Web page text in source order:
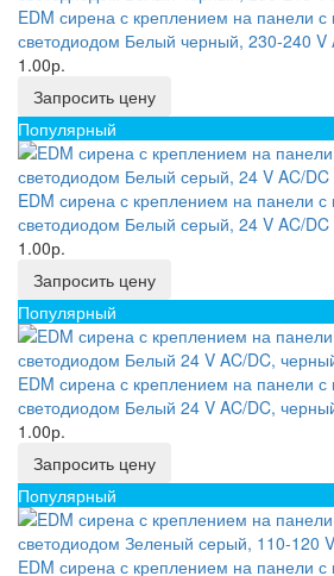
EDM сирена с креплением на панели с
светодиодом Белый черный, 230-240 V
1.00р.
Запросить цену
Популярный
EDM сирена с креплением на панели с
светодиодом Белый серый, 24 V AC/DC
1.00р.
Запросить цену
Популярный
EDM сирена с креплением на панели с
светодиодом Белый 24 V AC/DC,
1.00р.
Запросить цену
Популярный
EDM сирена с креплением на панели с